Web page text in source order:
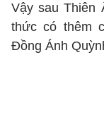
Vậy sau Thiên
thức có thêm
Đồng Ánh